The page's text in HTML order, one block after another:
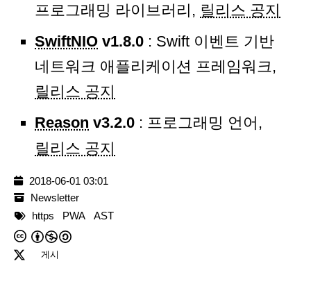
프로그래밍 라이브러리, 릴리스 공지
SwiftNIO v1.8.0 : Swift 이벤트 기반
네트워크 애플리케이션 프레임워크,
릴리스 공지
Reason v3.2.0 : 프로그래밍 언어,
릴리스 공지
2018-06-01 03:01
Newsletter
https
PWA AST
게시